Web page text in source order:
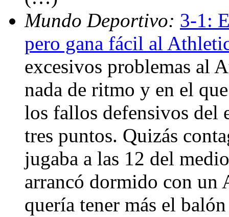
Mundo Deportivo: 3-1:
pero gana fácil al
excesivos problemas al
nada de ritmo y en el
los fallos defensivos del
tres puntos. Quizás
jugaba a las 12 del
arrancó dormido con un
quería tener más el